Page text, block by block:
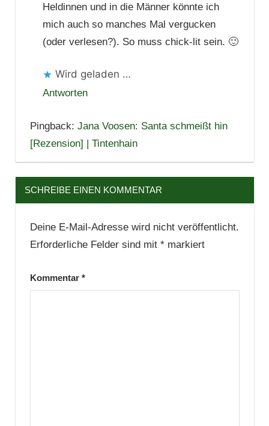
Heldinnen und in die Männer könnte ich
mich auch so manches Mal vergucken
(oder verlesen?). So muss chick-lit sein. 🙂
Wird geladen …
Antworten
Pingback: Jana Voosen: Santa schmeißt hin
[Rezension] | Tintenhain
SCHREIBE EINEN KOMMENTAR
Deine E-Mail-Adresse wird nicht veröffentlicht.
Erforderliche Felder sind mit *markiert
Kommentar *